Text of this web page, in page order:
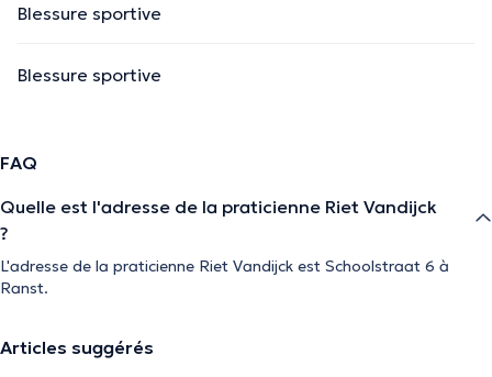
Blessure sportive
Blessure sportive
FAQ
Quelle est l'adresse de la praticienne Riet Vandijck
?
L'adresse de la praticienne Riet Vandijck est Schoolstraat 6 à
Ranst.
Articles suggérés